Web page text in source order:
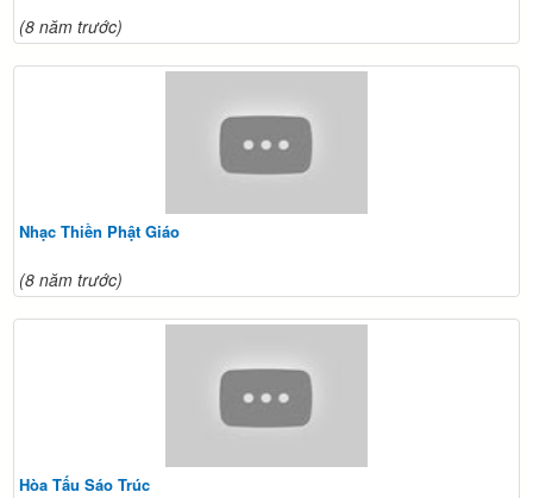
(8 năm trước)
Nhạc Thiền Phật Giáo
(8 năm trước)
Hòa Tấu Sáo Trúc